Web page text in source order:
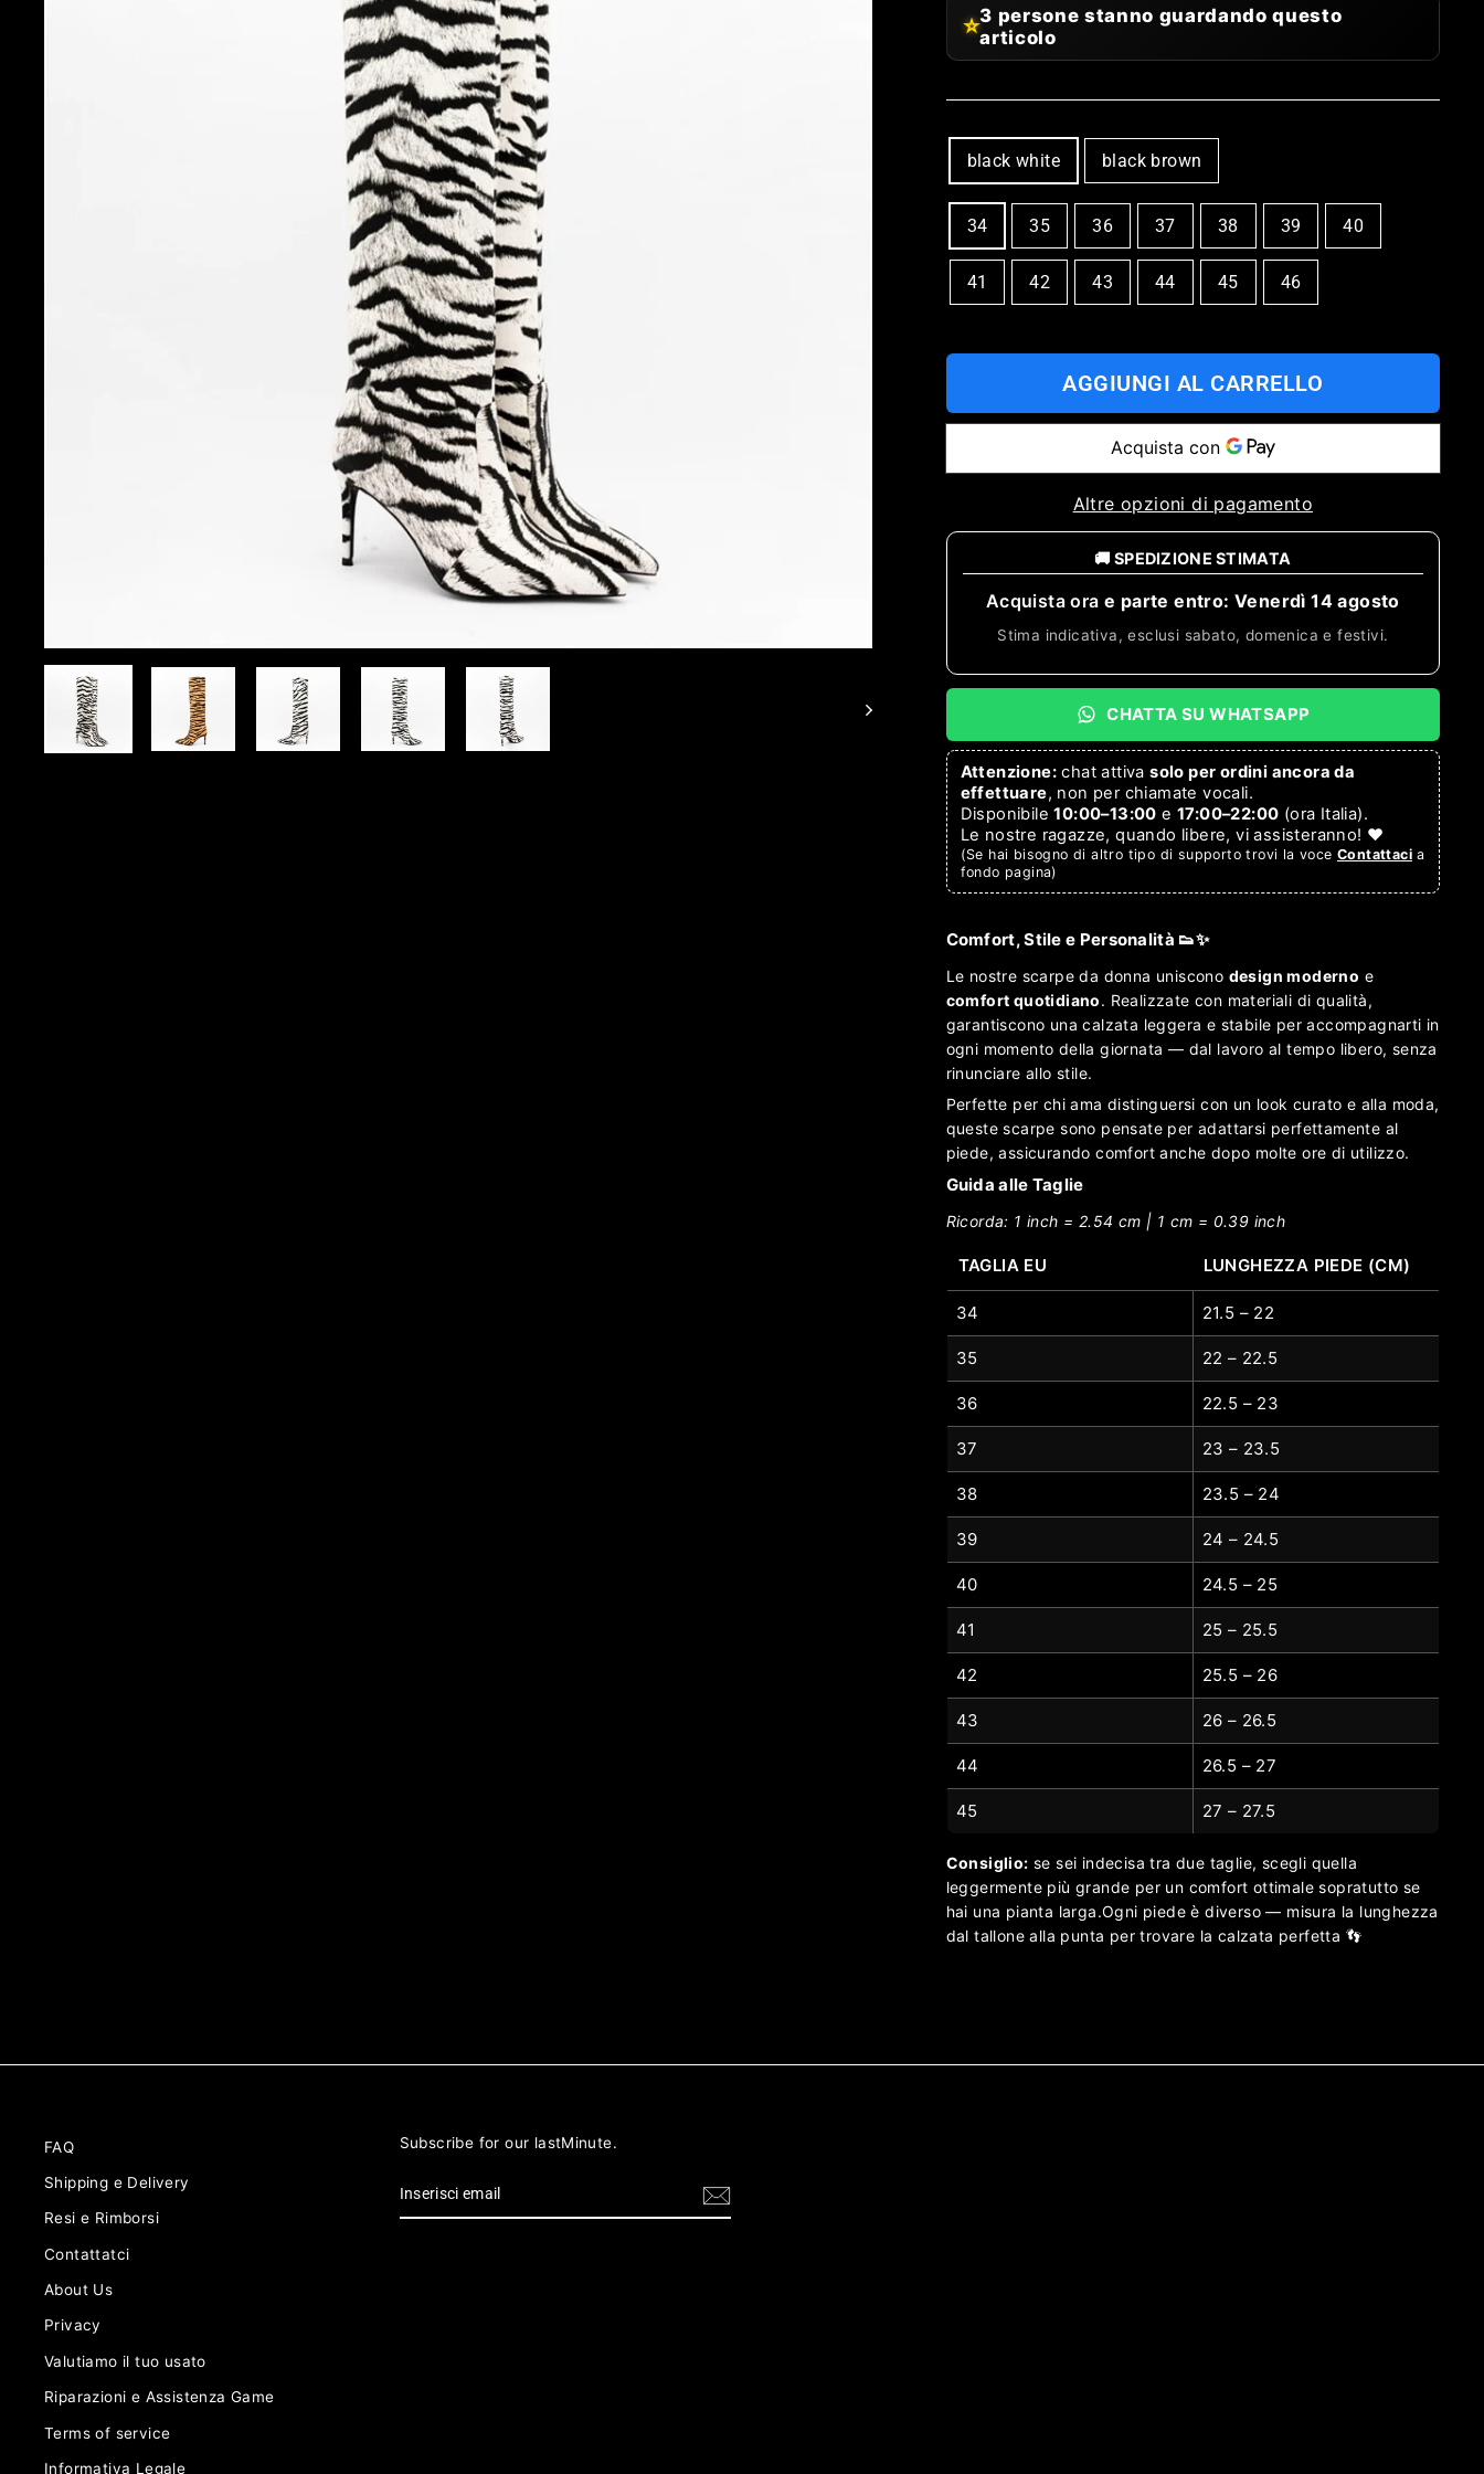
⭐3 persone stanno guardando questo
articolo
black white black brown
SIZE
34 35 36 37 38 39 40
41 42 43 44 45 46
AGGIUNGI AL CARRELLO
Altre opzioni di pagamento
🚚 SPEDIZIONE STIMATA
Acquista ora e parte entro: Venerdì 14 agosto
Stima indicativa, esclusi sabato, domenica e festivi.
CHATTA SU WHATSAPP
Attenzione: chat attivasolo per ordini ancora da
effettuare, non per chiamate vocali.
Disponibile10:00–13:00 e17:00–22:00 (ora Italia).
Le nostre ragazze, quando libere, vi assisteranno! ❤️
(Se hai bisogno di altro tipo di supporto trovi la voce Contattaci a
fondo pagina)
Comfort, Stile e Personalità 👟✨
Le nostre scarpe da donna uniscono design moderno e
comfort quotidiano. Realizzate con materiali di qualità,
garantiscono una calzata leggera e stabile per accompagnarti in
ogni momento della giornata — dal lavoro al tempo libero, senza
rinunciare allo stile.
Perfette per chi ama distinguersi con un look curato e alla moda,
queste scarpe sono pensate per adattarsi perfettamente al
piede, assicurando comfort anche dopo molte ore di utilizzo.
Guida alle Taglie
Ricorda: 1 inch = 2.54 cm | 1 cm = 0.39 inch
TAGLIA EU LUNGHEZZA PIEDE (CM)
34 21.5 – 22
35 22 – 22.5
36 22.5 – 23
37 23 – 23.5
38 23.5 – 24
39 24 – 24.5
40 24.5 – 25
41 25 – 25.5
42 25.5 – 26
43 26 – 26.5
44 26.5 – 27
45 27 – 27.5
Consiglio: se sei indecisa tra due taglie, scegli quella
leggermente più grande per un comfort ottimale sopratutto se
hai una pianta larga.Ogni piede è diverso — misura la lunghezza
dal tallone alla punta per trovare la calzata perfetta 👣
FAQ
Shipping e Delivery
Resi e Rimborsi
Contattatci
About Us
Privacy
Valutiamo il tuo usato
Riparazioni e Assistenza Game
Terms of service
Informativa Legale
Subscribe for our lastMinute.
EMAIL